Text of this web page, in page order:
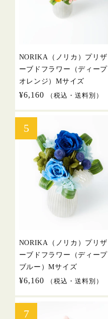
NORIKA（ノリカ）プリザ
ーブドフラワー（ディープ
オレンジ）Mサイズ
通
価
格
¥6,160 （税込・送料別）
NORIKA（ノリカ）プリザ
ーブドフラワー（ディープ
ブルー）Mサイズ
通
価
格
¥6,160 （税込・送料別）